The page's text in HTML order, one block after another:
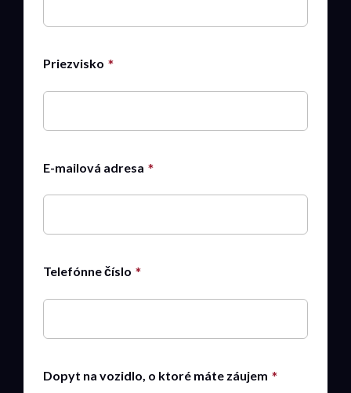
Priezvisko
E-mailová adresa
Telefónne číslo
Dopyt na vozidlo, o ktoré máte záujem